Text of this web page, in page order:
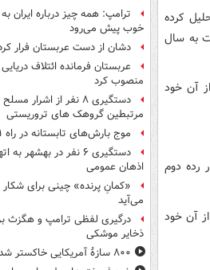
و تحلیل کرده
با افزایش ۱۹ درصدی نسبت به سال
آن خود
برند خود در رده دوم
دوم را از آن خود
ترامپ: همه چیز درباره ایران
خوب پیش می‌رود
دشان از دست عربستان فرار
عربستان فرمانده ائتلاف
منصوب کرد
دستگیری ۸ نفر از
مرتبطین گروهک های تروریستی
موج بارش‌های تابستانه در راه ۱۱ استان
دستگیری ۶ نفر در بهشهر
اذهان عمومی
«کمانِ پرنده» چینی برای شکار
می‌آید
درگیری لفظی ترامپ و هگزث
ذخایر موشکی
۸۰۰ سازۀ آمریکایی خاکستر شد